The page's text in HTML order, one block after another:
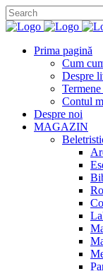
Prima pagină
Cum
Despre
Contul
Despre noi
MAGAZIN